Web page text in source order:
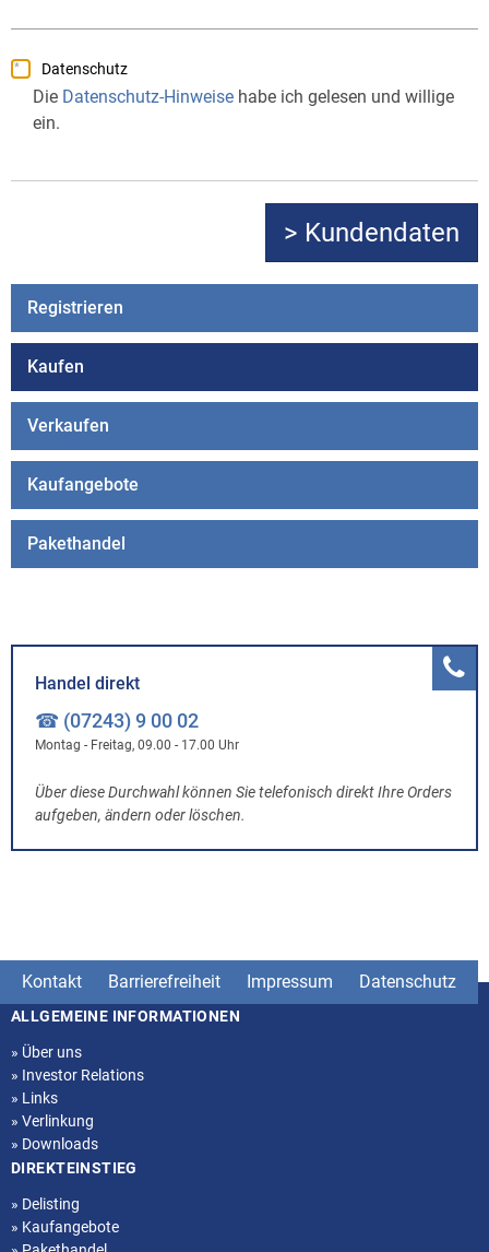
Datenschutz
Die Datenschutz-Hinweise habe ich gelesen und willige
ein.
Registrieren
Kaufen
Verkaufen
Kaufangebote
Pakethandel
Handel direkt
☎ (07243) 9 00 02
Montag - Freitag, 09.00 - 17.00 Uhr
Über diese Durchwahl können Sie telefonisch direkt Ihre Orders
aufgeben, ändern oder löschen.
Kontakt Barrierefreiheit Impressum Datenschutz
Seitenstruktur
ALLGEMEINE INFORMATIONEN
» Über uns
» Investor Relations
» Links
» Verlinkung
» Downloads
DIREKTEINSTIEG
» Delisting
» Kaufangebote